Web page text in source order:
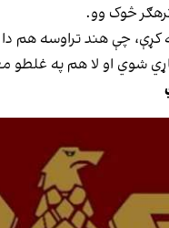
څوک وو.
کړې، چې هند تراوسه هم
شوي او لا هم په غلطو